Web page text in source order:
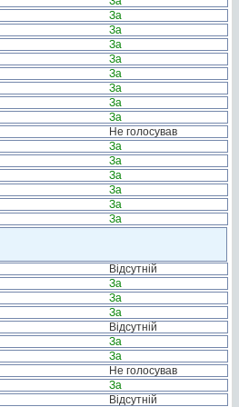
За
За
За
За
За
За
За
За
Не голосував
За
За
За
За
За
За
Відсутній
За
За
За
Відсутній
За
За
Не голосував
За
Відсутній